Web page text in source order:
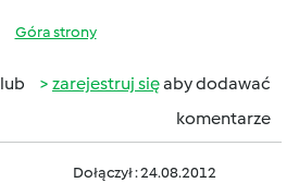
Góra strony
lub zarejestruj sięaby dodawać
komentarze
Dołączył : 24.08.2012